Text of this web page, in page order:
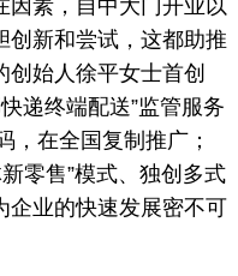
素，自中大门开业以
创新和尝试，这都助推
始人徐平女士首创
递终端配送”监管服务
，在全国复制推广；
零售”模式、独创多式
企业的快速发展密不可